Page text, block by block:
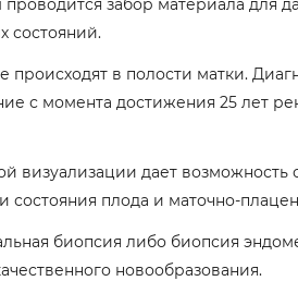
забор материала для
состояний.
в полости матки.
с момента достижения 25 лет
визуализации дает возможность
состояния плода и маточно-
биопсия либо биопсия
новообразования.